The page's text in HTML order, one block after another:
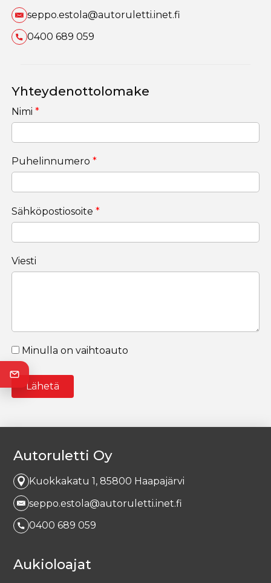
seppo.estola@autoruletti.inet.fi
0400 689 059
Yhteydenottolomake
Nimi*
Puhelinnumero*
Sähköpostiosoite*
Viesti
Minulla on vaihtoauto
Vaihtoajoneuvon tiedot
Malli
Vuosimalli
t
n
ti
v
e
Autoruletti Oy
Kuokkakatu 1, 85800 Haapajärvi
seppo.estola@autoruletti.inet.fi
0400 689 059
Aukioloajat